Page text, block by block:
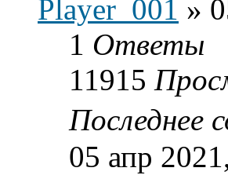
Player_001 »
1 Ответы
11915
Последнее
05 апр